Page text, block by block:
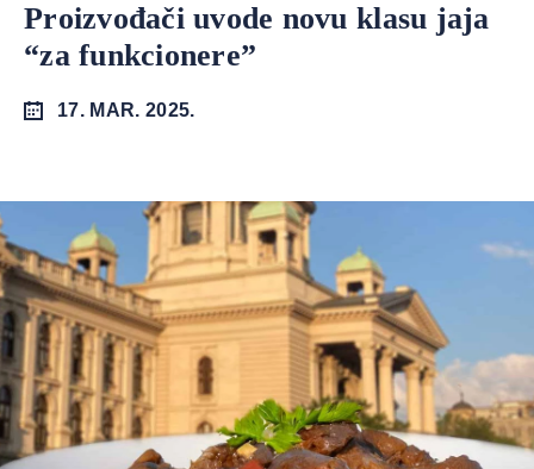
Proizvođači uvode novu klasu jaja
“za funkcionere”
17. MAR. 2025.